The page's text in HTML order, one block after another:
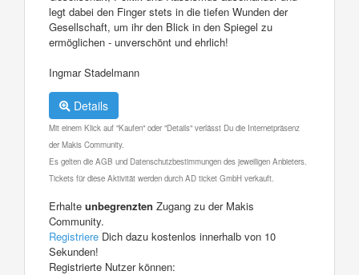
legt dabei den Finger stets in die tiefen Wunden der
Gesellschaft, um ihr den Blick in den Spiegel zu
ermöglichen - unverschönt und ehrlich!
Ingmar Stadelmann
Details
Mit einem Klick auf "Kaufen" oder "Details" verlässt Du die Internetpräsenz
der Makis Community.
Es gelten die AGB und Datenschutzbestimmungen des jeweiligen Anbieters.
Tickets für diese Aktivität werden durch AD ticket GmbH verkauft.
Erhalte unbegrenzten Zugang zu der Makis
Community.
Registriere Dich dazu kostenlos innerhalb von 10
Sekunden!
Registrierte Nutzer können: